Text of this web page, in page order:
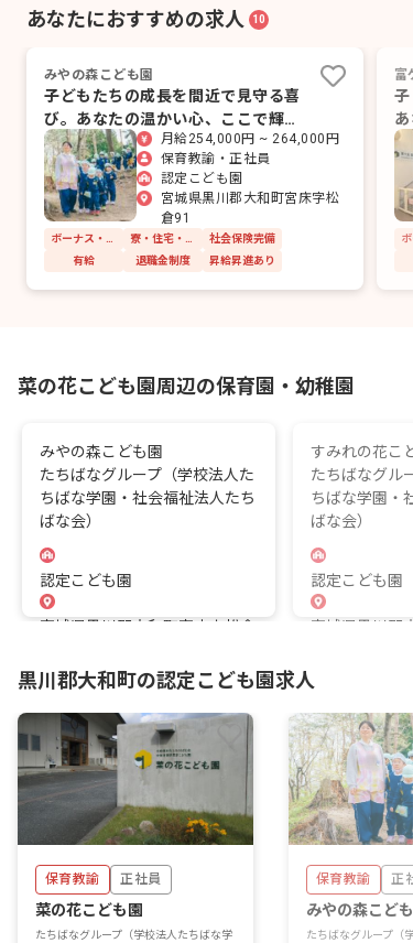
あなたにおすすめの求人 10
みやの森こども園
子どもたちの成長を間近で見守る喜
び。あなたの温かい心、ここで輝か
せませんか？
月給254,000円 ~ 264,000円
保育教諭・正社員
認定こども園
宮城県黒川郡大和町宮床字松
倉91
社会保険完備
有給
退職金制度 昇給昇進あり
富
せ
菜の花こども園周辺の保育園・幼稚園
みやの森こども園
たちばなグループ（学校法人た
ちばな学園・社会福祉法人たち
ばな会）
認定こども園
宮城県黒川郡大和町宮床字松倉
すみれの花こ
たちばなグル
ちばな学園・
ばな会）
認定こども園
宮城県黒川郡
黒川郡大和町の認定こども園求人
保育教諭 正社員
菜の花こども園
たちばなグループ（学校法人たちばな学
保育教諭 正
みやの森こども
たちばなグループ（